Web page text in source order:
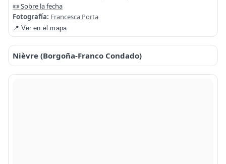
📜 Sobre la fecha
Fotografía: Francesca Porta
📍 Ver en el mapa
Nièvre (Borgoña-Franco Condado)